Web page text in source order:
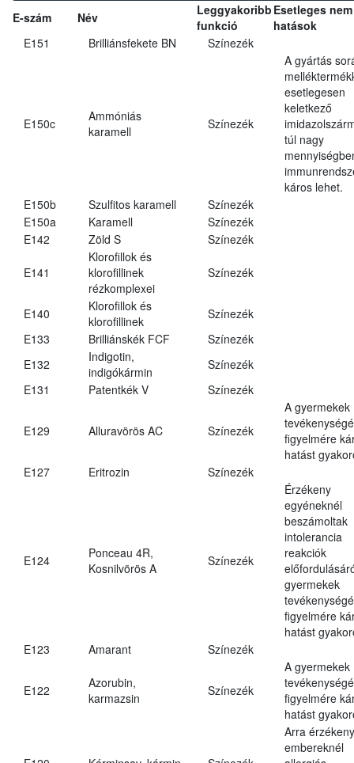
E-szám Név
Leggyakoribb
funkció
Esetleges
hatások
E151
Brilliánsfekete BN Színezék
E150c
Ammóniás
karamell
Színezék
A gyártás
esetlegesen
keletkező
túl nagy
káros lehet.
E150b
Szulfitos karamell
Színezék
E150a
Karamell
Színezék
E142
Zöld S Színezék
E141
Klorofillok és
klorofillinek
rézkomplexei
Színezék
E140
Klorofillok és
klorofillinek
Színezék
E133
Brilliánskék FCF
Színezék
E132
Indigotin,
indigókármin
Színezék
E131
Patentkék V Színezék
E129 Alluravörös AC Színezék
A gyermekek
figyelmére
hatást
E127
Eritrozin Színezék
E124
Ponceau 4R,
Kosnilvörös A
Színezék
Érzékeny
egyéneknél
beszámoltak
intolerancia
reakciók
gyermekek
figyelmére
hatást
E123
Amarant Színezék
E122
Azorubin,
karmazsin
Színezék
A gyermekek
figyelmére
hatást
Arra érzékeny
embereknél